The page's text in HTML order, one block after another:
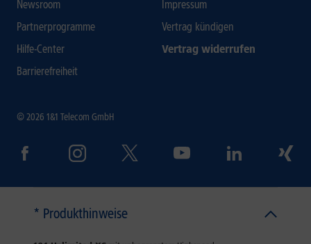
Newsroom
Partnerprogramme
Hilfe-Center
Barrierefreiheit
Impressum
Vertrag kündigen
Vertrag widerrufen
© 2026 1&1 Telecom GmbH